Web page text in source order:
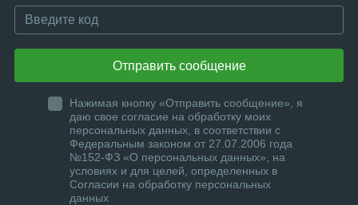
Отправить сообщение
Нажимая кнопку «Отправить сообщение», я
даю свое согласие на обработку моих
персональных данных, в соответствии с
Федеральным законом от 27.07.2006 года
№152-ФЗ «О персональных данных», на
условиях и для целей, определенных в
Согласии на обработку персональных
данных